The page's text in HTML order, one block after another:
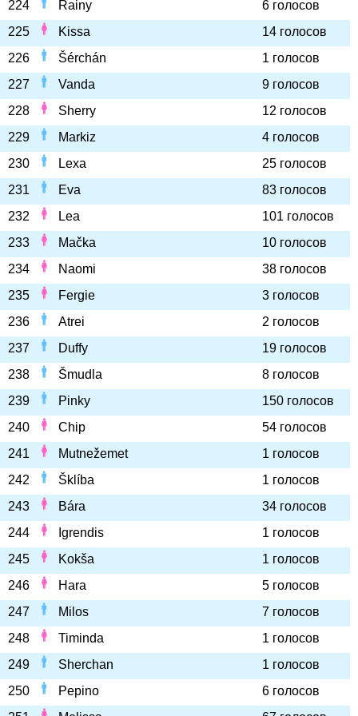
224 Rainy
6 голосов
225
Kissa
14 голосов
226
Šérchán
1 голосов
227
Vanda
9 голосов
228
Sherry
12 голосов
229
Markiz
4 голосов
230
Lexa
25 голосов
231
Eva
83 голосов
232
Lea
101 голосов
233
Mačka
10 голосов
234
Naomi
38 голосов
235
Fergie
3 голосов
236
Atrei
2 голосов
237
Duffy
19 голосов
238
Šmudla
8 голосов
239
Pinky
150 голосов
240
Chip
54 голосов
241
Mutnežemet
1 голосов
242
Šklíba
1 голосов
243
Bára
34 голосов
244
Igrendis
1 голосов
245
Kokša
1 голосов
246
Hara
5 голосов
247
Milos
7 голосов
248
Timinda
1 голосов
249
Sherchan
1 голосов
250
Pepino
6 голосов